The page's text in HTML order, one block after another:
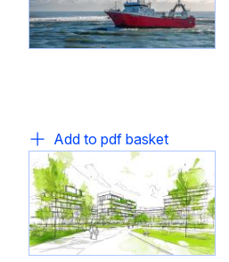
Add to pdf basket